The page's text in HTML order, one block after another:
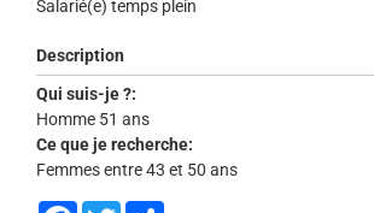
Salarié(e) temps plein
Description
Qui suis-je ?:
Homme 51 ans
Ce que je recherche:
Femmes entre 43 et 50 ans